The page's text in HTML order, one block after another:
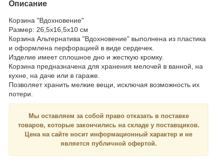
Описание
Корзина "Вдохновение"
Размер: 26,5х16,5х10 см
Корзина Альтернатива "Вдохновение" выполнена из пластика
и оформлена перфорацией в виде сердечек.
Изделие имеет сплошное дно и жесткую кромку.
Корзина предназначена для хранения мелочей в ванной, на
кухне, на даче или в гараже.
Позволяет хранить мелкие вещи, исключая возможность их
потери.
Мы оставляем за собой право отказать в поставке
товаров, которые закончились на складе у поставщиков.
Цена на сайте носит информационный характер и не
является публичной офертой.